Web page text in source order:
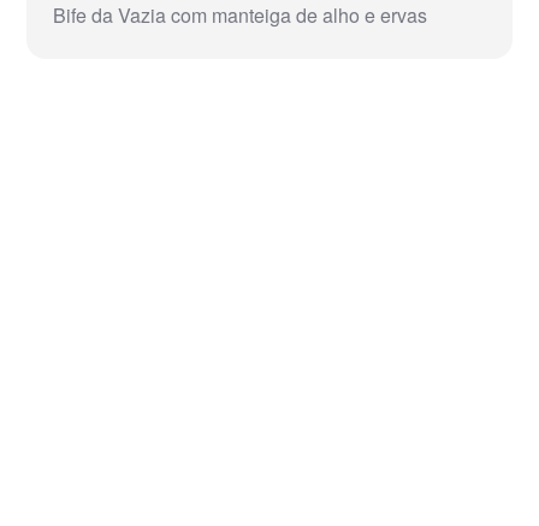
Bife da Vazia com manteiga de alho e ervas